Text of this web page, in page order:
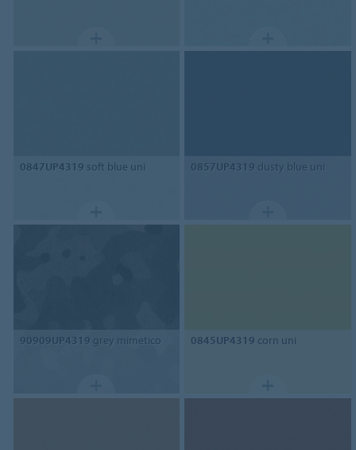
0847UP4319 soft blue uni 0857UP4319 dusty blue uni
90909UP4319 grey mimetico 0845UP4319 corn uni